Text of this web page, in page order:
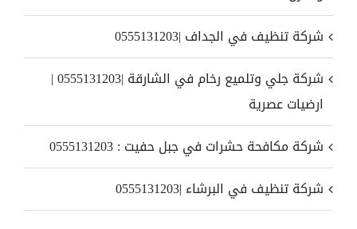
شركة تنظيف في الجداف |0555131203
شركة جلي وتلميع رخام في الشارقة |0555131203 |
ارضيات عصرية
شركة مكافحة حشرات في جبل حفيت : 0555131203
شركة تنظيف في البرشاء |0555131203